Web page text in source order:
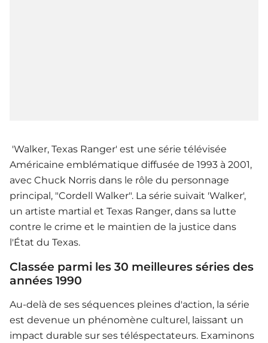
'Walker, Texas Ranger' est une série télévisée
Américaine emblématique diffusée de 1993 à 2001,
avec Chuck Norris dans le rôle du personnage
principal, "Cordell Walker". La série suivait 'Walker',
un artiste martial et Texas Ranger, dans sa lutte
contre le crime et le maintien de la justice dans
l'État du Texas.
Classée parmi les 30 meilleures séries des
années 1990
Au-delà de ses séquences pleines d'action, la série
est devenue un phénomène culturel, laissant un
impact durable sur ses téléspectateurs. Examinons